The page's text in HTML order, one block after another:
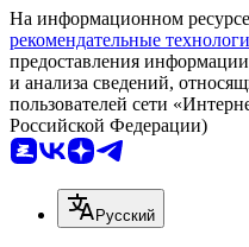
На информационном
рекомендательные
предоставления
и анализа сведений,
пользователей сети
Российской Федерации)
Русский